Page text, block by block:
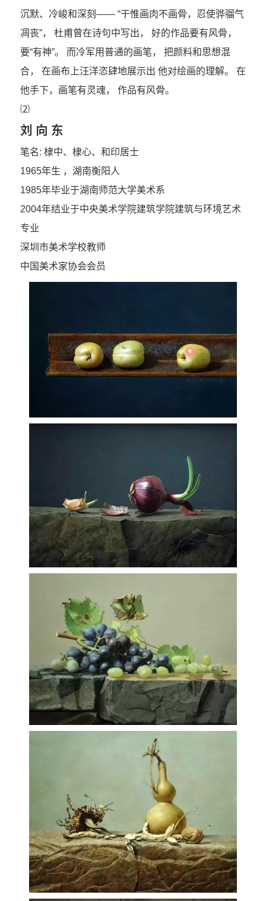
沉默、冷峻和深刻—— “干惟画肉不画骨，忍使骅骝气
凋丧”， 杜甫曾在诗句中写出， 好的作品要有风骨，
要“有神”。 而冷军用普通的画笔， 把颜料和思想混
合， 在画布上汪洋恣肆地展示出 他对绘画的理解。 在
他手下，画笔有灵魂， 作品有风骨。
⑵
刘 向 东
笔名: 棣中、棣心、和印居士
1965年生 ，湖南衡阳人
1985年毕业于湖南师范大学美术系
2004年结业于中央美术学院建筑学院建筑与环境艺术
专业
深圳市美术学校教师
中国美术家协会会员